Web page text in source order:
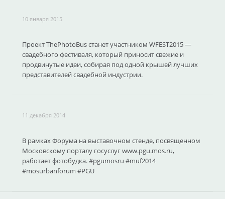
10 января 2015
Проект ThePhotoBus станет участником WFEST2015 —
свадебного фестиваля, который приносит свежие и
продвинутые идеи, собирая под одной крышей лучших
представителей свадебной индустрии.
11 декабря 2014
В рамках Форума на выставочном стенде, посвященном
Московскому порталу госуслуг www.pgu.mos.ru,
работает фотобудка. #pgumosru #muf2014
#mosurbanforum #PGU